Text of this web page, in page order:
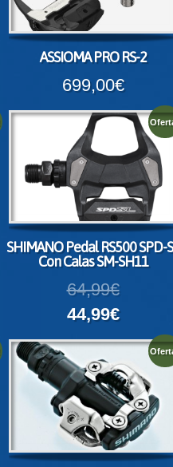
ASSIOMA PRO RS-2
699,00€
SHIMANO Pedal RS500 SPD-
Con Calas SM-SH11
64,99€
44,99€